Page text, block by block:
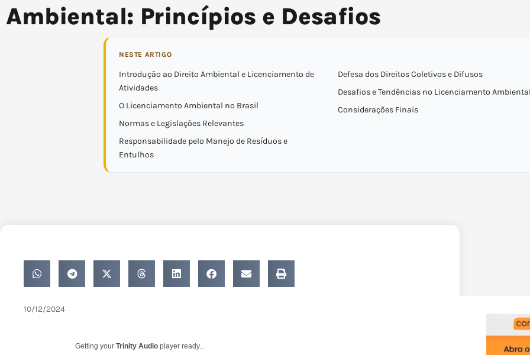
Ambiental: Princípios e Desafios
NESTE ARTIGO
Introdução ao Direito Ambiental e Licenciamento de
Atividades
O Licenciamento Ambiental no Brasil
Normas e Legislações Relevantes
Responsabilidade pelo Manejo de Resíduos e
Entulhos
Defesa dos Direitos Coletivos e Difusos
Desafios e Tendências no Licenciamento
Considerações Finais
10/12/2024
Getting your Trinity Audio player ready...